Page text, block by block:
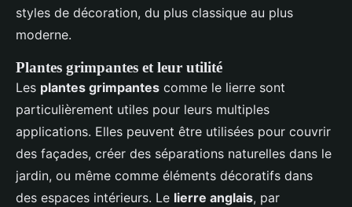
styles de décoration, du plus classique au plus
moderne.
Plantes grimpantes et leur utilité
Les plantes grimpantes comme le lierre sont
particulièrement utiles pour leurs multiples
applications. Elles peuvent être utilisées pour couvrir
des façades, créer des séparations naturelles dans le
jardin, ou même comme éléments décoratifs dans
des espaces intérieurs. Le lierre anglais, par